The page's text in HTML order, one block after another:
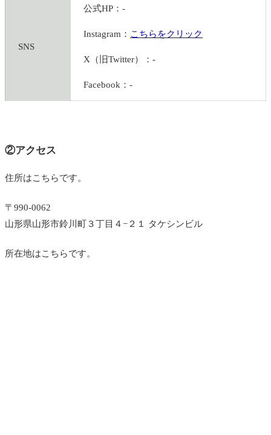
SNS
公式HP：-
Instagram： こちらをクリック
X（旧Twitter）：-
Facebook：-
②アクセス
住所はこちらです。
〒990-0062
山形県山形市鈴川町３丁目４−２１ タケシンビル
所在地はこちらです。